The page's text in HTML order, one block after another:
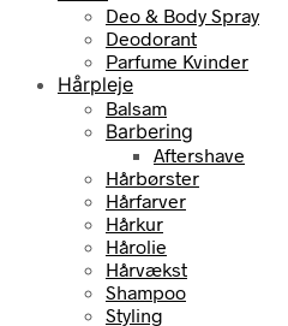
Deo & Body Spray
Deodorant
Parfume Kvinder
Hårpleje
Balsam
Barbering
Aftershave
Hårbørster
Hårfarver
Hårkur
Hårolie
Hårvækst
Shampoo
Styling